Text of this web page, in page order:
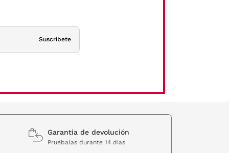
Suscríbete
Garantia de devolución
Pruébalas durante 14 días